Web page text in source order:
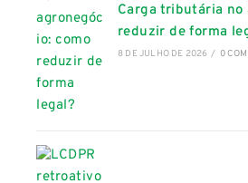
Carga tributária no
reduzir de forma
8 DE JULHO DE 2026 / 0